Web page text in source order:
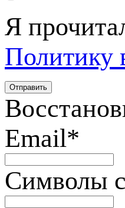
Я
Политику
Email*
Символы